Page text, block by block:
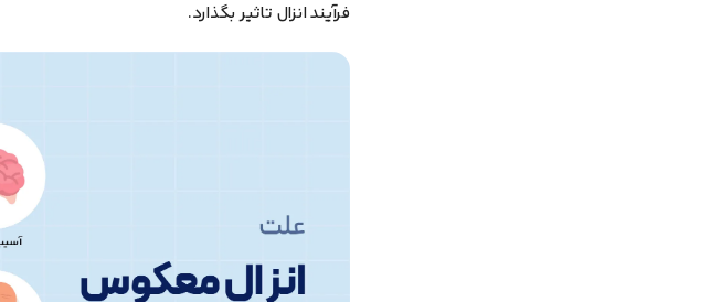
فرآیند انزال تاثیر بگذارد.